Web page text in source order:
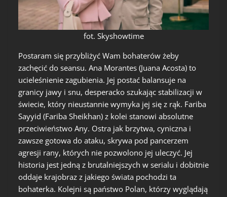
fot. Skyshowtime
Postaram się przybliżyć Wam bohaterów żeby
zachęcić do seansu. Ana Morantes (Juana Acosta) to
ucieleśnienie zagubienia. Jej postać balansuje na
granicy jawy i snu, desperacko szukając stabilizacji w
świecie, który nieustannie wymyka jej się z rąk. Fariba
Sayyid (Fariba Sheikhan) z kolei stanowi absolutne
przeciwieństwo Any. Ostra jak brzytwa, cyniczna i
zawsze gotowa do ataku, skrywa pod pancerzem
agresji rany, których nie pozwolono jej uleczyć. Jej
historia jest jedną z brutalniejszych w serialu i dobitnie
oddaje krajobraz z jakiego świata pochodzi ta
bohaterka. Kolejni są państwo Polan, którzy wyglądają